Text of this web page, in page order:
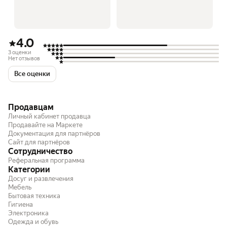
4.0
3 оценки
Нет отзывов
Все оценки
Продавцам
Личный кабинет продавца
Продавайте на Маркете
Документация для партнёров
Сайт для партнёров
Сотрудничество
Реферальная программа
Категории
Досуг и развлечения
Мебель
Бытовая техника
Гигиена
Электроника
Одежда и обувь